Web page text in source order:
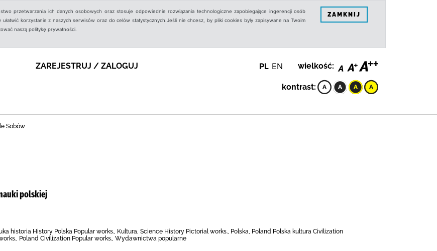
przetwarzania ich danych osobowych oraz stosuje odpowiednie rozwiązania technologiczne zapobiegające ingerencji osób
korzystanie z naszych serwisów oraz do celów statystycznych.Jeśli nie chcesz, by pliki cookies były zapisywane na Twoim
naszą politykę prywatności.
ZAMKNIJ
ZAREJESTRUJ / ZALOGUJ PL EN wielkość:
kontrast:
Sobów
polskiej
historia History Polska Popular works., Kultura, Science History Pictorial works., Polska, Poland Polska kultura Civilization
Poland Civilization Popular works., Wydawnictwa popularne